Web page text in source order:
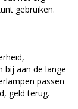
gebruiken.
bij aan de lange
passen
geld terug.